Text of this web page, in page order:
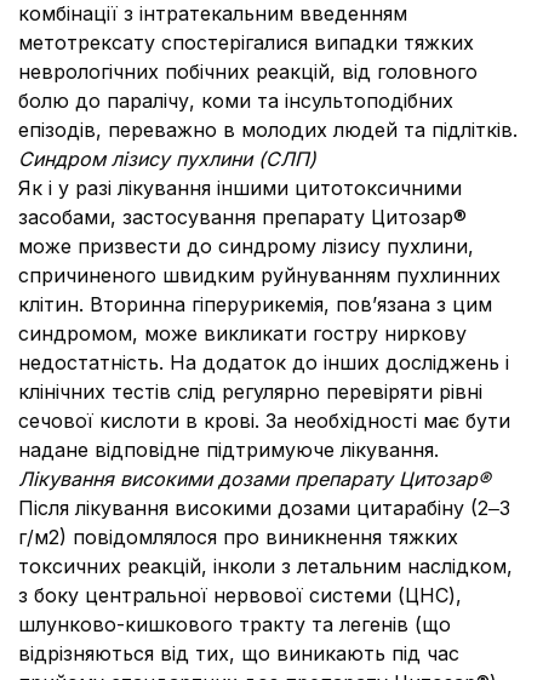
комбінації з інтратекальним введенням
метотрексату спостерігалися випадки тяжких
неврологічних побічних реакцій, від головного
болю до паралічу, коми та інсультоподібних
епізодів, переважно в молодих людей та підлітків.
Синдром лізису пухлини (СЛП)
Як і у разі лікування іншими цитотоксичними
засобами, застосування препарату Цитозар®
може призвести до синдрому лізису пухлини,
спричиненого швидким руйнуванням пухлинних
клітин. Вторинна гіперурикемія, пов’язана з цим
синдромом, може викликати гостру ниркову
недостатність. На додаток до інших досліджень і
клінічних тестів слід регулярно перевіряти рівні
сечової кислоти в крові. За необхідності має бути
надане відповідне підтримуюче лікування.
Лікування високими дозами препарату Цитозар®
Після лікування високими дозами цитарабіну (2‒3
г/м2) повідомлялося про виникнення тяжких
токсичних реакцій, інколи з летальним наслідком,
з боку центральної нервової системи (ЦНС),
шлунково-кишкового тракту та легенів (що
відрізняються від тих, що виникають під час